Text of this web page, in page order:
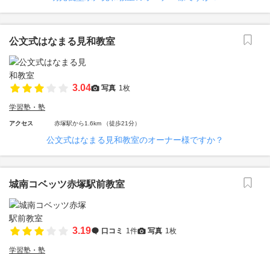
公文式はなまる見和教室
3.04 写真 1枚
学習塾・塾
アクセス 赤塚駅から1.6km （徒歩21分）
公文式はなまる見和教室のオーナー様ですか？
城南コベッツ赤塚駅前教室
3.19 口コミ 1件 写真 1枚
学習塾・塾